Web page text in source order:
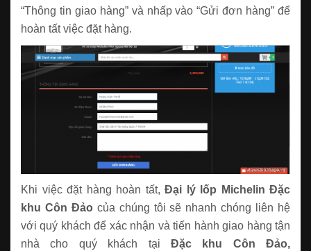
“Thông tin giao hàng” và nhấp vào “Gửi đơn hàng” để
hoàn tất việc đặt hàng.
Khi việc đặt hàng hoàn tất, Đại lý lốp Michelin Đặc
khu Côn Đảocủa chúng tôi sẽ nhanh chóng liên hệ
với quý khách để xác nhận và tiến hành giao hàng tận
nhà cho quý khách tại Đặc khu Côn Đảo,